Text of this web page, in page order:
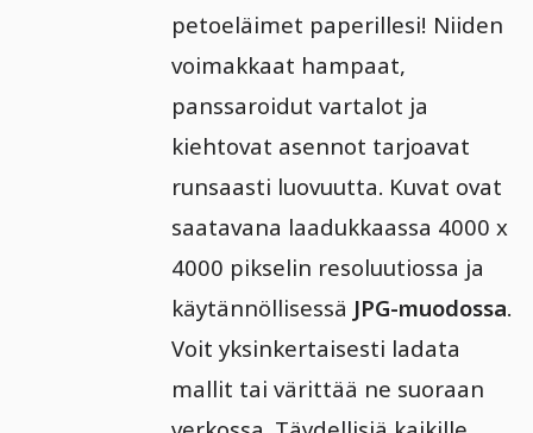
petoeläimet paperillesi! Niiden
voimakkaat hampaat,
panssaroidut vartalot ja
kiehtovat asennot tarjoavat
runsaasti luovuutta. Kuvat ovat
saatavana laadukkaassa 4000 x
4000 pikselin resoluutiossa ja
käytännöllisessä JPG-muodossa.
Voit yksinkertaisesti ladata
mallit tai värittää ne suoraan